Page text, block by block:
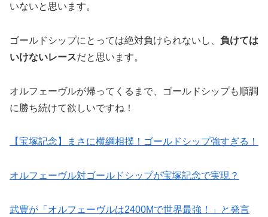
いないと思います。
ゴールドシップにとっては絶対負けられないし、 負けては
いけないレースだと思います。
オルフェーヴルが帰ってくるまで、ゴールドシップも順調
に勝ち続けて欲しいですね！
【宝塚記念】まさに横綱相撲！ゴールドシップ強すぎる！
オルフェーヴル対ゴールドシップが宝塚記念で実現？
武豊が「オルフェーヴルは2400Mで世界最強！」と発言